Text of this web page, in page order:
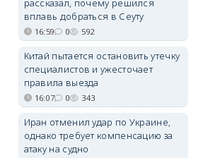
рассказал, почему решился
вплавь добраться в Сеуту
16:59 0 592
Китай пытается остановить утечку
специалистов и ужесточает
правила выезда
16:07 0 343
Иран отменил удар по Украине,
однако требует компенсацию за
атаку на судно